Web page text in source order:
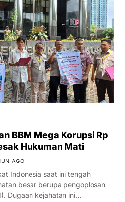
BBM Mega Korupsi Rp
Hukuman Mati
AGO
Indonesia saat ini tengah
besar berupa pengoplosan
Dugaan kejahatan ini…